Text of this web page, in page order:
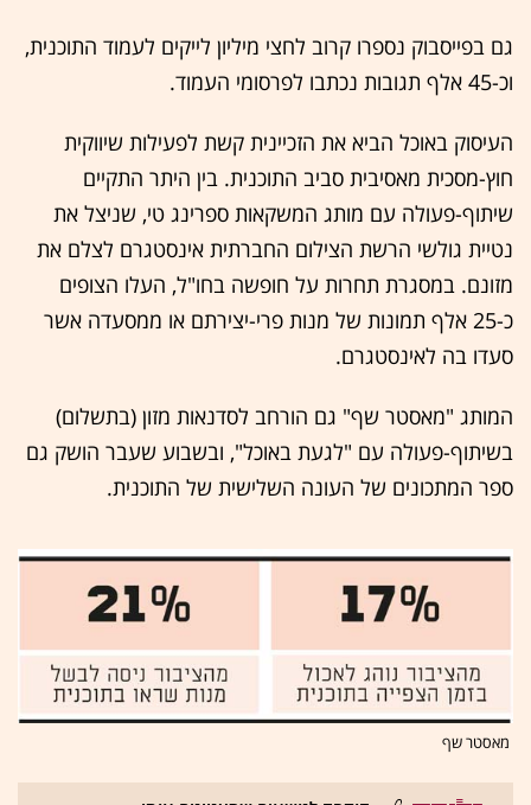
גם בפייסבוק נספרו קרוב לחצי מיליון לייקים לעמוד התוכנית,
וכ-45 אלף תגובות נכתבו לפרסומי העמוד.
העיסוק באוכל הביא את הזכיינית קשת לפעילות שיווקית
חוץ-מסכית מאסיבית סביב התוכנית. בין היתר התקיים
שיתוף-פעולה עם מותג המשקאות ספרינג טי, שניצל את
נטיית גולשי הרשת הצילום החברתית אינסטגרם לצלם את
מזונם. במסגרת תחרות על חופשה בחו"ל, העלו הצופים
כ-25 אלף תמונות של מנות פרי-יצירתם או ממסעדה אשר
סעדו בה לאינסטגרם.
המותג "מאסטר שף" גם הורחב לסדנאות מזון (בתשלום)
בשיתוף-פעולה עם "לגעת באוכל", ובשבוע שעבר הושק גם
ספר המתכונים של העונה השלישית של התוכנית.
מאסטר שף